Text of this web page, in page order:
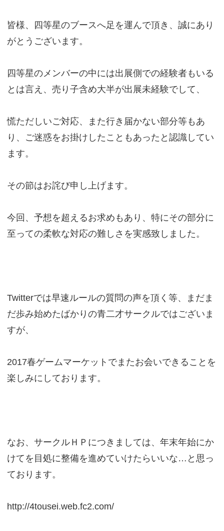
皆様、四等星のブースへ足を運んで頂き、誠にあり
がとうございます。
四等星のメンバーの中には出展側での経験者もいる
とは言え、売り子含め大半が出展未経験でして、
慌ただしいご対応、また行き届かない部分等もあ
り、ご迷惑をお掛けしたこともあったと認識してい
ます。
その節はお詫び申し上げます。
今回、予想を超えるお求めもあり、特にその部分に
至っての柔軟な対応の難しさを実感致しました。
Twitterでは早速ルールの質問の声を頂く等、まだま
だ歩み始めたばかりの青二才サークルではございま
すが、
2017春ゲームマーケットでまたお会いできることを
楽しみにしております。
なお、サークルＨＰにつきましては、年末年始にか
けてを目処に整備を進めていけたらいいな…と思っ
ております。
http://4tousei.web.fc2.com/